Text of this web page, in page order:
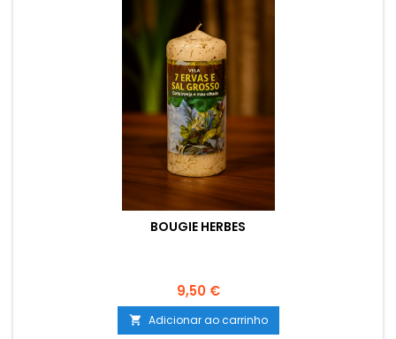
BOUGIE HERBES
Preço
9,50 €
 Adicionar ao carrinho